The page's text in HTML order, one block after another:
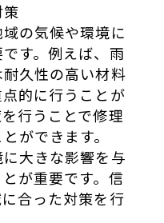
の気候や環境に
す。例えば、雨
久性の高い材料
的に行うことが
行うことで修理
ができます。
大きな影響を与
が重要です。信
合った対策を行